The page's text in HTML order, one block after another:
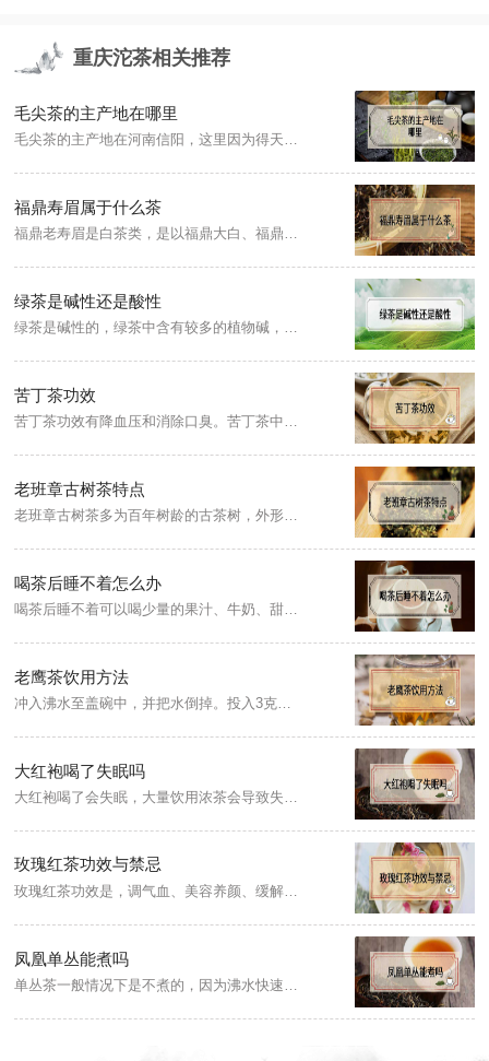
重庆沱茶相关推荐
毛尖茶的主产地在哪里
福鼎寿眉属于什么茶
绿茶是碱性还是酸性
苦丁茶功效
老班章古树茶特点
喝茶后睡不着怎么办
老鹰茶饮用方法
大红袍喝了失眠吗
玫瑰红茶功效与禁忌
玫瑰红茶功效是，调气血、美容养颜、缓解抑郁、调经止痛。玫瑰花含丰富的维生素A、C、B、E、K以及单宁酸，能改善内分泌失调，对消除疲劳和伤口瘀合也有帮助。玫瑰红茶的禁忌为便秘者、虚火旺盛者、孕妇不宜不宜饮用。
凤凰单丛能煮吗